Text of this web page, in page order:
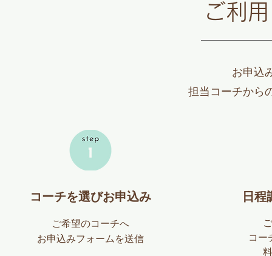
ご利
お申込
担当コーチから
コーチを選びお申込み
ご希望のコーチへ
お申込みフォームを送信
日程
コー